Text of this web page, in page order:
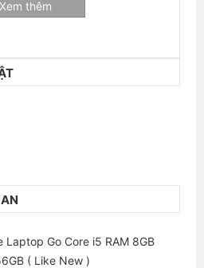
Xem thêm
Laptop Go Core i5 RAM 8GB
( Like New )